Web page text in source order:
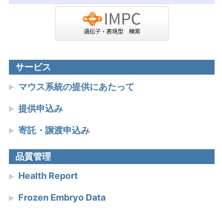
サービス
マウス系統の提供にあたって
提供申込み
寄託・譲渡申込み
品質管理
Health Report
Frozen Embryo Data